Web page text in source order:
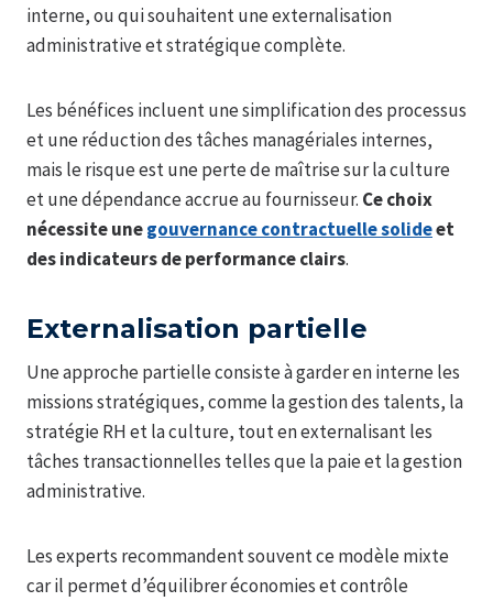
interne, ou qui souhaitent une externalisation
administrative et stratégique complète.
Les bénéfices incluent une simplification des processus
et une réduction des tâches managériales internes,
mais le risque est une perte de maîtrise sur la culture
et une dépendance accrue au fournisseur. Ce choix
nécessite unegouvernance contractuelle solideet
des indicateurs de performance clairs.
Externalisation partielle
Une approche partielle consiste à garder en interne les
missions stratégiques, comme la gestion des talents, la
stratégie RH et la culture, tout en externalisant les
tâches transactionnelles telles que la paie et la gestion
administrative.
Les experts recommandent souvent ce modèle mixte
car il permet d’équilibrer économies et contrôle